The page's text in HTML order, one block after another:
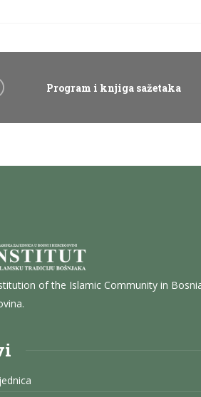
Program i knjiga sažetaka
of the Islamic Community in